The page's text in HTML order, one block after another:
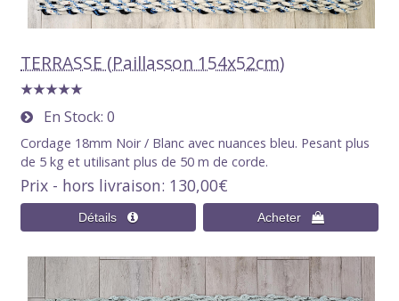
TERRASSE (Paillasson 154x52cm)
En Stock 0
Cordage 18mm Noir / Blanc avec nuances bleu. Pesant plus
de 5 kg et utilisant plus de 50 m de corde.
Prix - hors livraison 130,00€